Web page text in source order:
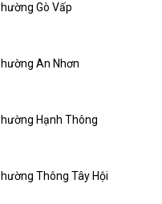
Gò Vấp
An Nhơn
Hạnh Thông
Thông Tây Hội